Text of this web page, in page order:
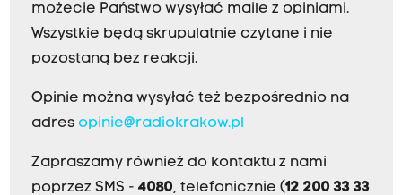
możecie Państwo wysyłać maile z opiniami.
Wszystkie będą skrupulatnie czytane i nie
pozostaną bez reakcji.
Opinie można wysyłać też bezpośrednio na
adres opinie@radiokrakow.pl
Zapraszamy również do kontaktu z nami
poprzez SMS - 4080, telefonicznie (12 200 33 33